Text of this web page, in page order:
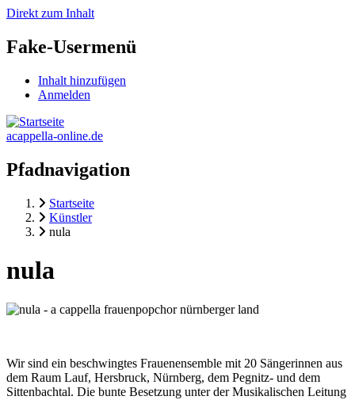
Direkt zum Inhalt
Fake-Usermenü
Inhalt hinzufügen
Anmelden
acappella-online.de
Pfadnavigation
Startseite
Künstler
nula
nula
Wir sind ein beschwingtes Frauenensemble mit 20 Sängerinnen aus
dem Raum Lauf, Hersbruck, Nürnberg, dem Pegnitz- und dem
Sittenbachtal. Die bunte Besetzung unter der Musikalischen Leitung